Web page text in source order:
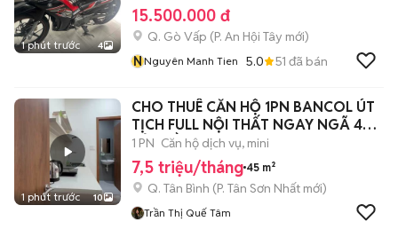
1 phút trước 4
15.500.000 đ
Q. Gò Vấp (P. An Hội Tây mới)
NNguyên Manh Tien 5.0 51 đã bán
1 phút trước 10
CHO THUÊ CĂN HỘ 1PN BANCOL ÚT
TỊCH FULL NỘI THẤT NGAY NGÃ 4
BẢY HIỀN
1 PN Căn hộ dịch vụ, mini
7,5 triệu/tháng 45 m²
Q. Tân Bình (P. Tân Sơn Nhất mới)
Trần Thị Quế Tâm